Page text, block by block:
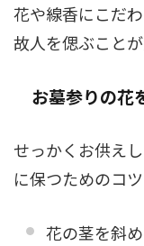
花や線香にこだ
故人を偲ぶこと
お墓参りの花
せっかくお供え
に保つためのコ
花の茎を斜